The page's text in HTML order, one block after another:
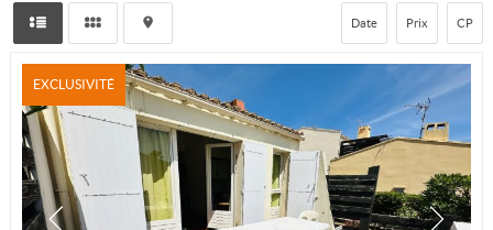
Date Prix CP
EXCLUSIVITÉ